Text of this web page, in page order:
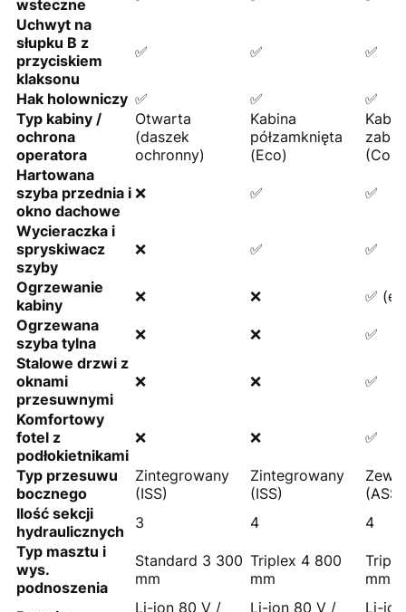
wsteczne
Uchwyt na
słupku B z
przyciskiem
klaksonu
✅ ✅ ✅
Hak holowniczy ✅ ✅
✅
Typ kabiny /
ochrona
operatora
Otwarta
(daszek
ochronny)
Kabina
półzamknięta
(Eco)
Hartowana
szyba przednia i
okno dachowe
❌ ✅ ✅
Wycieraczka i
spryskiwacz
szyby
❌ ✅ ✅
Ogrzewanie
kabiny
❌ ❌
✅
Ogrzewana
szyba tylna
❌ ❌
✅
Stalowe drzwi z
oknami
przesuwnymi
❌ ❌ ✅
Komfortowy
fotel z
podłokietnikami
❌ ❌ ✅
Typ przesuwu
bocznego
Zintegrowany
(ISS)
Zintegrowany
(ISS)
(ASS)
Ilość sekcji
hydraulicznych
3 4
4
Typ masztu i
wys.
podnoszenia
Standard 3 300
mm
Triplex 4 800
mm
mm
Li-ion 80 V /
Li-ion 80 V /
Li-